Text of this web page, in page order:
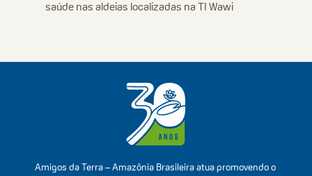
saúde nas aldeias localizadas na TI Wawi
Amigos da Terra – Amazônia Brasileira atua promovendo o